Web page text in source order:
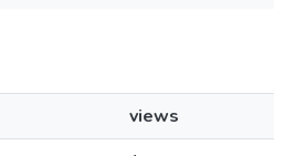
views